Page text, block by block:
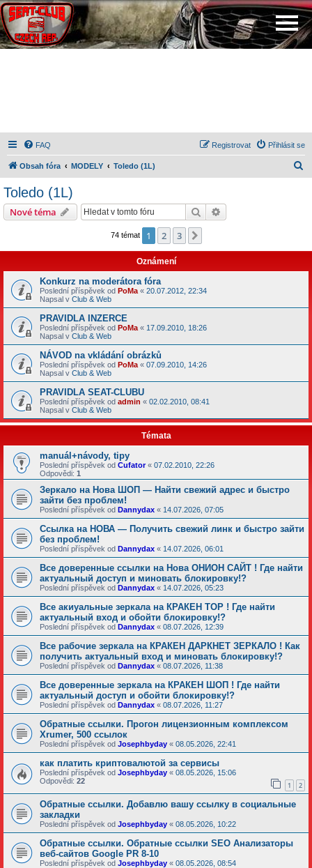
FAQ Přihlásit se
Registrovat
Obsah fóra MODELY Toledo (1L)
Toledo (1L)
Nové téma Hledat
74 témat 1 2 3
Oznámení
Konkurz na moderátora fóra
Poslední příspěvek od PoMa « 20.07.2012, 22:34
Napsal v Club & Web
PRAVIDLA INZERCE
Poslední příspěvek od PoMa « 17.09.2010, 18:26
Napsal v Club & Web
NÁVOD na vkládání obrázků
Poslední příspěvek od PoMa « 07.09.2010, 14:26
Napsal v Club & Web
PRAVIDLA SEAT-CLUBU
Poslední příspěvek od admin « 02.02.2010, 08:41
Napsal v Club & Web
Témata
manuál+návody, tipy
Poslední příspěvek od Cufator« 07.02.2010, 22:26
Odpovědi: 1
Зеркало на Нова ШОП — Найти свежий адрес и быстро
зайти без проблем!
Poslední příspěvek od Dannydax « 14.07.2026, 07:05
Ссылка на НОВА — Получить свежий линк и быстро зайти
без проблем!
Poslední příspěvek od Dannydax « 14.07.2026, 06:01
Все доверенные ссылки на Нова ОНИОН САЙТ ! Где найти
актуальный доступ и миновать блокировку!?
Poslední příspěvek od Dannydax « 14.07.2026, 05:23
Все акиуальные зеркала на КРАКЕН ТОР ! Где найти
актуальный вход и обойти блокировку!?
Poslední příspěvek od Dannydax « 08.07.2026, 12:39
Все рабочие зеркала на КРАКЕН ДАРКНЕТ ЗЕРКАЛО ! Как
получить актуальный вход и миновать блокировку!?
Poslední příspěvek od Dannydax « 08.07.2026, 11:38
Все доверенные зеркала на КРАКЕН ШОП ! Где найти
актуальный доступ и обойти блокировку!?
Poslední příspěvek od Dannydax « 08.07.2026, 11:27
Обратные ссылки. Прогон лицензионным комплексом
Xrumer, 500 ссылок
Poslední příspěvek od Josephbyday « 08.05.2026, 22:41
как платить криптовалютой за сервисы
Poslední příspěvek od Josephbyday « 08.05.2026, 15:06
Odpovědi: 22 1 2
Обратные ссылки. Добавлю вашу ссылку в социальные
закладки
Poslední příspěvek od Josephbyday « 08.05.2026, 10:22
Обратные ссылки. Обратные ссылки SEO Анализаторы
веб-сайтов Google PR 8-10
Poslední příspěvek od Josephbyday « 08.05.2026, 08:54